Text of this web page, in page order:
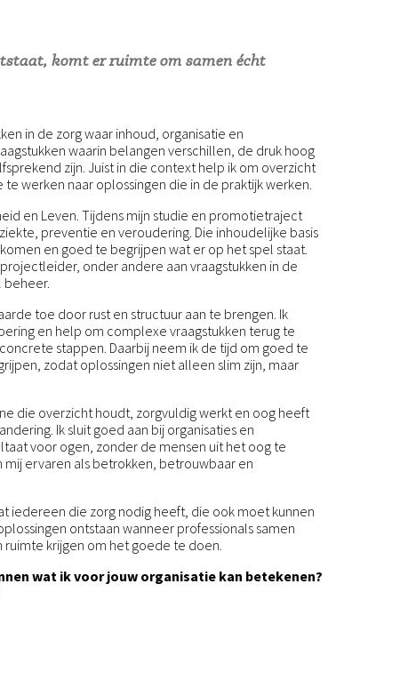
komt er ruimte om samen écht
in de zorg waar inhoud, organisatie en
waarin belangen verschillen, de druk hoog
zijn. Juist in die context help ik om overzicht
werken naar oplossingen die in de praktijk werken.
en Leven. Tijdens mijn studie en promotietraject
preventie en veroudering. Die inhoudelijke basis
en goed te begrijpen wat er op het spel staat.
onder andere aan vraagstukken in de
beheer.
toe door rust en structuur aan te brengen. Ik
en help om complexe vraagstukken terug te
stappen. Daarbij neem ik de tijd om goed te
zodat oplossingen niet alleen slim zijn, maar
die overzicht houdt, zorgvuldig werkt en oog heeft
Ik sluit goed aan bij organisaties en
voor ogen, zonder de mensen uit het oog te
ervaren als betrokken, betrouwbaar en
iedereen die zorg nodig heeft, die ook moet kunnen
ontstaan wanneer professionals samen
krijgen om het goede te doen.
wat ik voor jouw organisatie kan betekenen?